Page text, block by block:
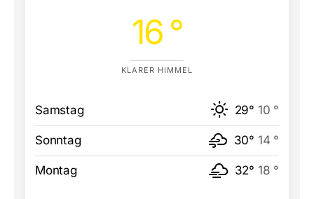
16 °
KLARER HIMMEL
Samstag 29° 10 °
Sonntag 30° 14 °
Montag 32° 18 °